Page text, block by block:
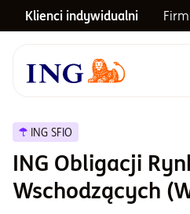
Klienci indywidualni
Menu główne
Notowania
Emerytura
ING SFIO
ING Obligacji
Wschodzących